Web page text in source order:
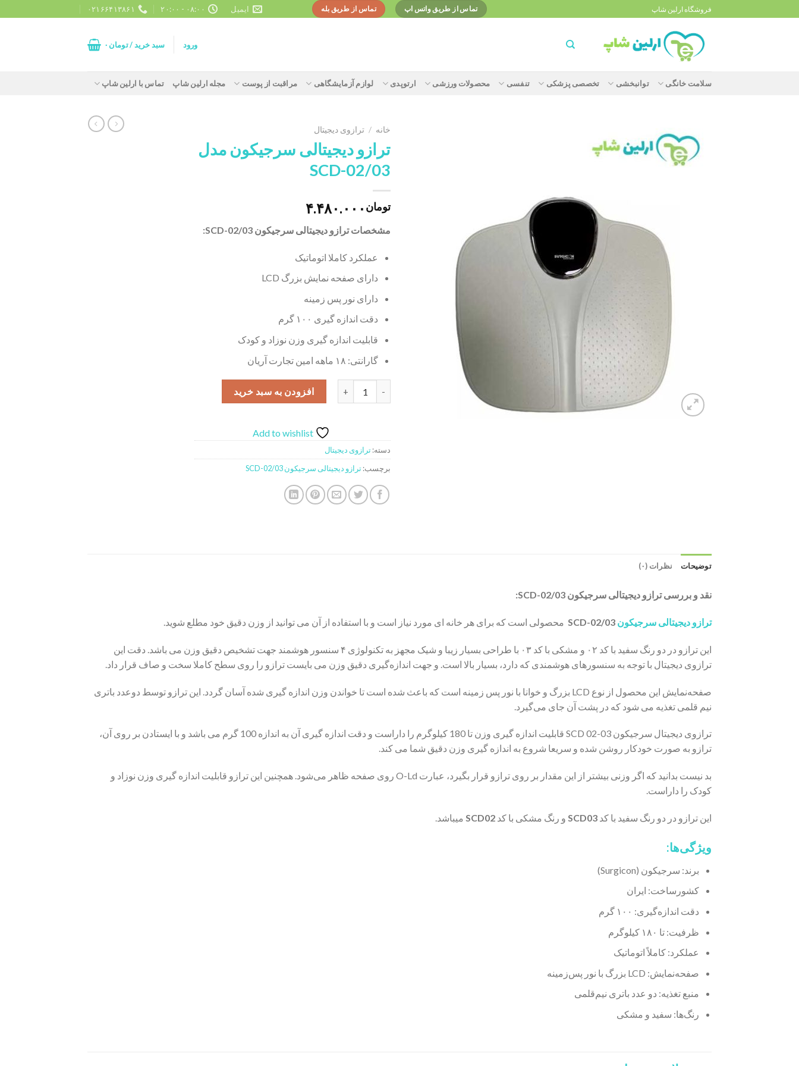
to
فروشگاه ارلین شاپ تماس از طریق واتس اپ تماس از طریق بله ایمیل ۰۸:۰۰ - ۲۰:۰۰ ۰۲۱۶۶۴۱۳۸۶۱
ورود سبد خرید /تومان ۰
سلامت خانگی توانبخشی تخصصی پزشکی تنفسی محصولات ورزشی ارتوپدی لوازم آزمایشگاهی مراقبت از پوست مجله ارلین شاپ تماس با ارلین شاپ
خانه / ترازوی دیجیتال
ترازو دیجیتالی سرجیکون مدل
SCD-02/03
تومان ۴.۴۸۰.۰۰۰
مشخصات ترازو دیجیتالی سرجیکون SCD-02/03:
عملکرد کاملا اتوماتیک
دارای صفحه نمایش بزرگ LCD
دارای نور پس زمینه
دقت اندازه گیری ۱۰۰ گرم
قابلیت اندازه گیری وزن نوزاد و کودک
گارانتی: ۱۸ ماهه امین تجارت آریان
ترازو دیجیتالی سرجیکون مدل SCD-02/03 عددافزودن به سبد خرید
Add to wishlist
دسته:ترازوی دیجیتال
برچسب:ترازو دیجیتالی سرجیکون SCD-02/03
توضیحات نظرات (۰)
نقد و بررسی ترازو دیجیتالی سرجیکون SCD-02/03:
ترازو دیجیتالی سرجیکون محصولی است که برای هر خانه ای مورد نیاز است و با استفاده از آن می توانید از وزن دقیق خود مطلع شوید.
این ترازو در دو رنگ سفید با کد ۰۲ و مشکی با کد ۰۳ با طراحی بسیار زیبا و شیک مجهز به تکنولوژی ۴ سنسور هوشمند جهت تشخیص دقیق وزن می باشد. دقت این
ترازوی دیجیتال با توجه به سنسورهای هوشمندی که دارد، بسیار بالا است. و جهت اندازه‌گیری دقیق وزن می بایست ترازو را روی سطح کاملا سخت و صاف قرار داد.
صفحه‌نمایش این محصول از نوع LCD بزرگ و خوانا با نور پس زمینه است که باعث شده است تا خواندن وزن اندازه گیری شده آسان گردد. این ترازو توسط دوعدد باتری
نیم قلمی تغذیه می شود که در پشت آن جای می‌گیرد.
ترازوی دیجیتال سرجیکون SCD 02-03 قابلیت اندازه گیری وزن تا 180 کیلوگرم را داراست و دقت اندازه گیری آن به اندازه 100 گرم می باشد و با ایستادن بر روی آن،
ترازو به صورت خودکار روشن شده و سریعا شروع به اندازه گیری وزن دقیق شما می کند.
بد نیست بدانید که اگر وزنی بیشتر از این مقدار بر روی ترازو قرار بگیرد، عبارت O-Ld روی صفحه ظاهر می‌شود. همچنین این ترازو قابلیت اندازه گیری وزن نوزاد و
کودک را داراست.
این ترازو در دو رنگ سفید با کد SCD03 و رنگ مشکی با کد SCD02 میباشد.
ویژگی‌ها:
برند: سرجیکون (Surgicon)
کشورساخت: ایران
دقت اندازه‌گیری: ۱۰۰ گرم
ظرفیت: تا ۱۸۰ کیلوگرم
عملکرد: کاملاً اتوماتیک
صفحه‌نمایش: LCD بزرگ با نور پس‌زمینه
منبع تغذیه: دو عدد باتری نیم‌قلمی
رنگ‌ها: سفید و مشکی